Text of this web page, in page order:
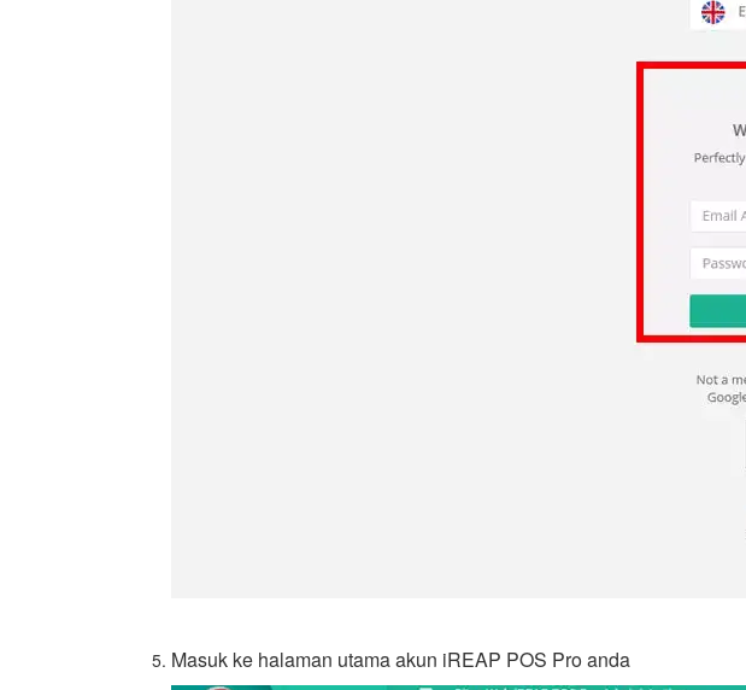
Masuk ke halaman utama akun iREAP POS Pro anda